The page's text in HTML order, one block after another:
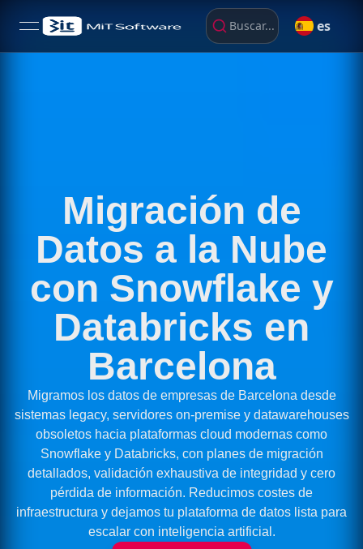
open navigation menu Buscar... es
Migración de
Datos a la Nube
con Snowflake y
Databricks en
Barcelona
Migramos los datos de empresas de Barcelona desde
sistemas legacy, servidores on-premise y datawarehouses
obsoletos hacia plataformas cloud modernas como
Snowflake y Databricks, con planes de migración
detallados, validación exhaustiva de integridad y cero
pérdida de información. Reducimos costes de
infraestructura y dejamos tu plataforma de datos lista para
escalar con inteligencia artificial.